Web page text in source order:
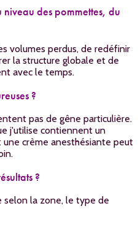
des pommettes, du
volumes perdus, de redéfinir
la structure globale et de
avec le temps.
?
pas de gêne particulière.
j'utilise contiennent un
crème anesthésiante peut
?
selon la zone, le type de